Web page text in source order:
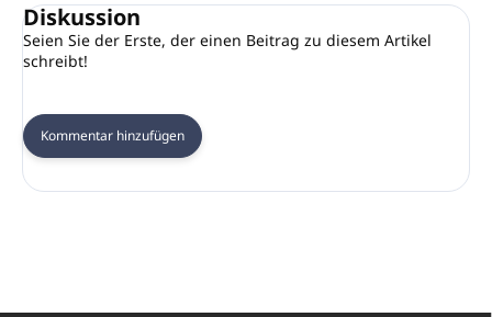
Diskussion
Seien Sie der Erste, der einen Beitrag zu diesem Artikel
schreibt!
Kommentar hinzufügen